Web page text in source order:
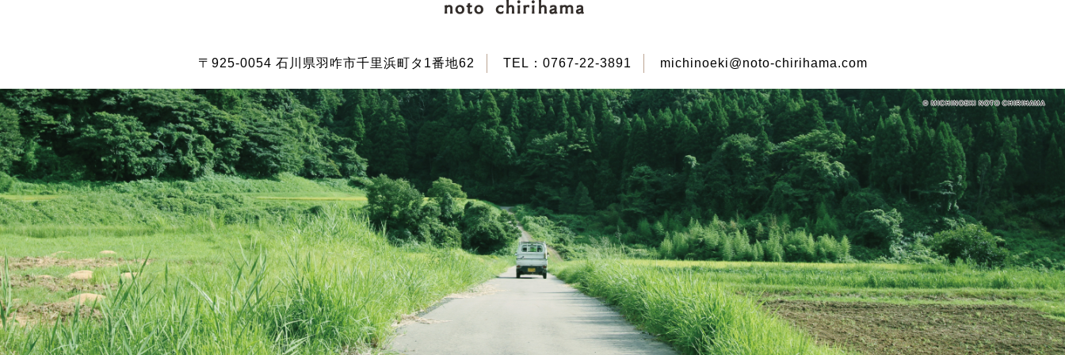
〒925-0054 石川県羽咋市千里浜町タ1番地62 TEL： 0767-22-3891 michinoeki@noto-chirihama.com
© MICHINOEKI NOTO CHIRIHAMA